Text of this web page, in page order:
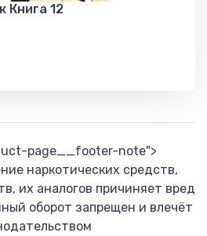
Книга 12
page__footer-note">
наркотических средств,
их аналогов причиняет вред
оборот запрещен и влечёт